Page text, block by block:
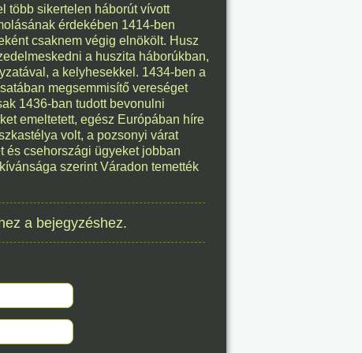
07.
éve
07.
éve
éve
több sikertelen háborút vívott
érdekében 1414-ben
csaknem végig elnökölt. Husz
a huszita háborúkban,
a kelyhesekkel. 1434-ben a
megsemmisítő vereséget
1436-ban tudott bevonulni
emeltetett, egész Európában híre
volt, a pozsonyi várat
és csehországi ügyeket jobban
szerint Váradon temették
a bejegyzéshez.